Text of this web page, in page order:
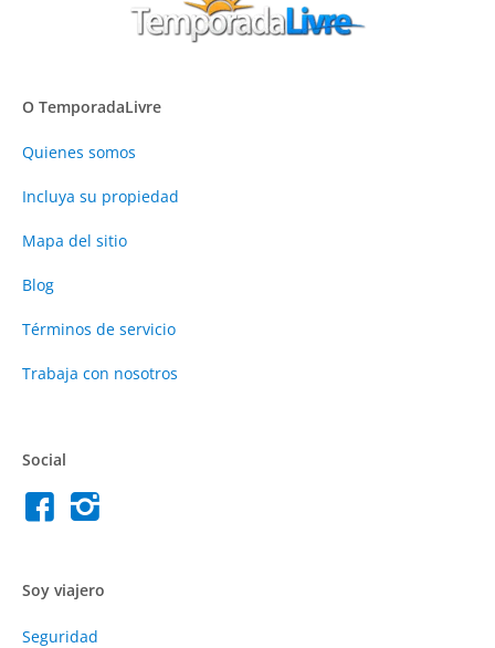
O TemporadaLivre
Quienes somos
Incluya su propiedad
Mapa del sitio
Blog
Términos de servicio
Trabaja con nosotros
Social
Soy viajero
Seguridad